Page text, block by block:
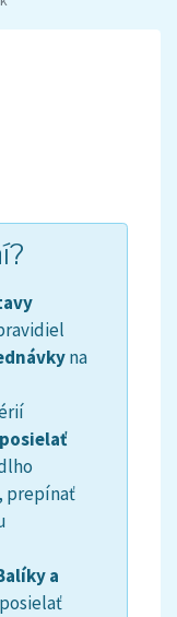
na
posielať
prepínať
a